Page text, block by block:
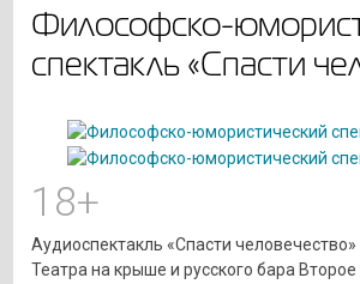
Философско-
спектакль «Спасти
18+
Аудиоспектакль «Спасти
Театра на крыше и русского бара